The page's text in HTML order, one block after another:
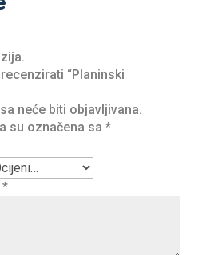
“Planinski
neće biti objavljivana.
su označena sa*
*